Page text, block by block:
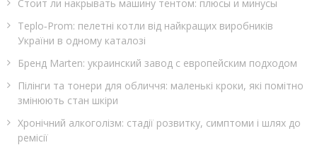
Стоит ли накрывать машину тентом: плюсы и минусы
Teplo‑Prom: пелетні котли від найкращих виробників
України в одному каталозі
Бренд Marten: украинский завод с европейским подходом
Пілінги та тонери для обличчя: маленькі кроки, які помітно
змінюють стан шкіри
Хронічний алкоголізм: стадії розвитку, симптоми і шлях до
ремісії